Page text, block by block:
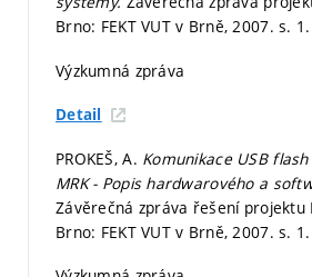
Brno: FEKT VUT v Brně, 2007.s. 1.
Výzkumná zpráva
Detail
PROKEŠ, A. Komunikace USB
MRK - Popis hardwarového a
Závěrečná zpráva řešení projektu
Brno: FEKT VUT v Brně, 2007.s. 1.